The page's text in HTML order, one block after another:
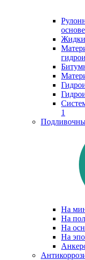
1
На
На
На
На